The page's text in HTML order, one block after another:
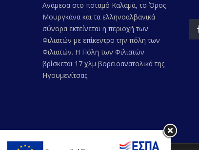
Ανάμεσα στο ποταμό Καλαμά, το Όρος
Μουργκάνα και τα ελληνοαλβανικά
σύνορα εκτείνεται η περιοχή των
Φιλιατών με επίκεντρο την πόλη των
Φιλιατών. Η Πόλη των Φιλιατών
βρίσκεται 17 χλμ βορειοανατολικά της
Ηγουμενίτσας.